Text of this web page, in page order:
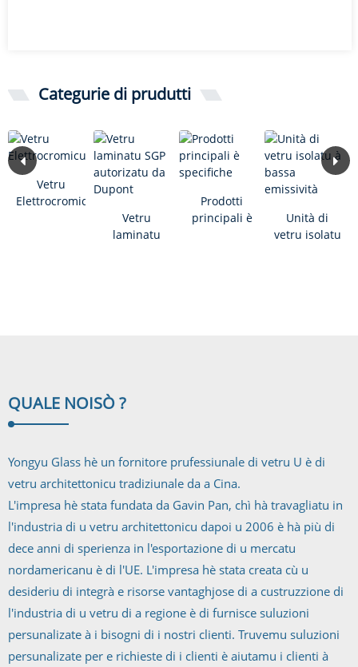
Categurie di prudutti
Vetru
Elettrocromicu
Vetru
laminatu
Prodotti
principali è
Unità di
vetru isolatu
QUALE NOISÒ ?
Yongyu Glass hè un fornitore prufessiunale di vetru U è di
vetru architettonicu tradiziunale da a Cina.
L'impresa hè stata fundata da Gavin Pan, chì hà travagliatu in
l'industria di u vetru architettonicu dapoi u 2006 è hà più di
dece anni di sperienza in l'esportazione di u mercatu
nordamericanu è di l'UE. L'impresa hè stata creata cù u
desideriu di integrà e risorse vantaghjose di a custruzzione di
l'industria di u vetru di a regione è di furnisce suluzioni
persunalizate à i bisogni di i nostri clienti. Truvemu suluzioni
persunalizate per e richieste di i clienti è aiutamu i clienti à